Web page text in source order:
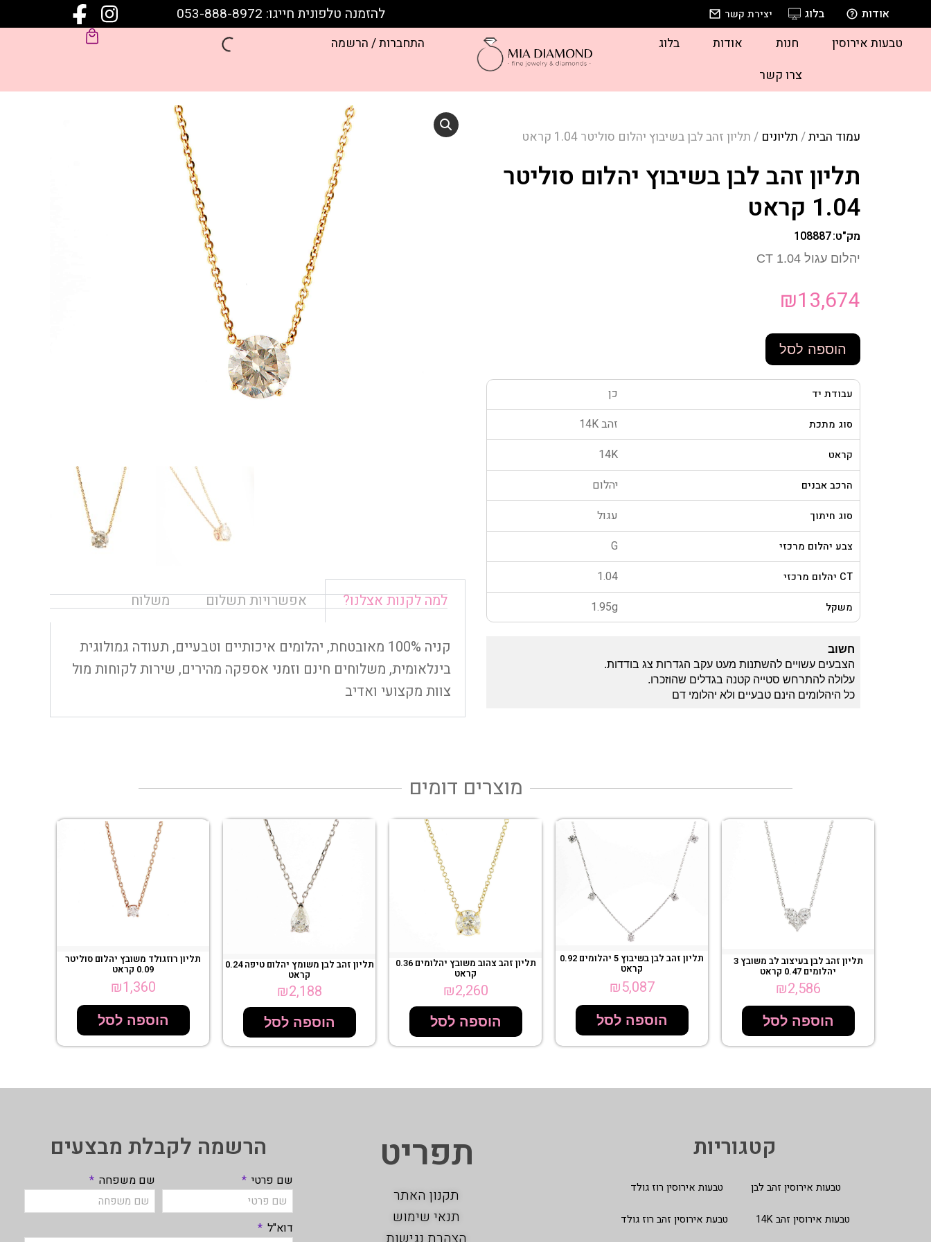
אודות בלוג יצירת קשר להזמנה טלפונית חייגו: 053-888-8972
טבעות אירוסין חנות אודות
בלוג
צרו קשר
התחברות / הרשמה
עמוד הבית/ תליונים / תליון זהב לבן בשיבוץ יהלום סוליטר 1.04 קראט
תליון זהב לבן בשיבוץ יהלום סוליטר
1.04 קראט
מק"ט:108887
יהלום עגול 1.04 CT
₪13,674
הוספה לסל
עבודת יד כן
סוג מתכת זהב 14K
קראט 14K
הרכב אבנים יהלום
סוג חיתוך עגול
צבע יהלום מרכזי G
CT יהלום מרכזי 1.04
משקל 1.95g
חשוב
הצבעים עשויים להשתנות מעט עקב הגדרות צג בודדות.
עלולה להתרחש סטייה קטנה בגדלים שהוזכרו.
כל היהלומים הינם טבעיים ולא יהלומי דם
למה לקנות אצלנו? אפשרויות תשלום משלוח
קניה 100% מאובטחת, יהלומים איכותיים וטבעיים, תעודה גמולוגית
בינלאומית, משלוחים חינם וזמני אספקה מהירים, שירות לקוחות מול
צוות מקצועי ואדיב
מוצרים דומים
תליון זהב לבן בעיצוב לב משובץ 3
יהלומים 0.47 קראט
₪2,586
הוספה לסל
תליון זהב לבן בשיבוץ 5 יהלומים 0.92
קראט
₪5,087
הוספה לסל
תליון זהב צהוב משובץ יהלומים 0.36
קראט
₪2,260
הוספה לסל
תליון זהב לבן משומץ יהלום טיפה 0.24
קראט
₪2,188
הוספה לסל
תליון רוזגולד משובץ יהלום סוליטר
0.09 קראט
₪1,360
הוספה לסל
קטגוריות
טבעות אירוסין זהב לבן טבעות אירוסין רוז גולד
טבעות אירוסין זהב 14K טבעת אירוסין זהב רוז גולד
תפריט
תקנון האתר
תנאי שימוש
הרשמה לקבלת מבצעים
שם פרטי שם משפחה
דוא"ל